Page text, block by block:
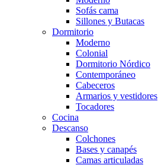
Sofás cama
Sillones y Butacas
Dormitorio
Moderno
Colonial
Dormitorio Nórdico
Contemporáneo
Cabeceros
Armarios y vestidores
Tocadores
Cocina
Descanso
Colchones
Bases y canapés
Camas articuladas